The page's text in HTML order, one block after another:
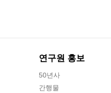
연구원 홍보
50년사
간행물